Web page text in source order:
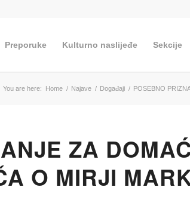
Preporuke Kulturno naslijeđe Sekcije
You are here: Home / Najave / Događaji / POSEBNO
ZA
O MIRJI